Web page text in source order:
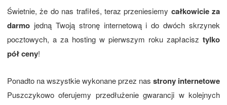
Świetnie, że do nas trafiłeś, teraz przeniesiemy całkowicie za
darmo jedną Twoją stronę internetową i do dwóch skrzynek
pocztowych, a za hosting w pierwszym roku zapłacisz tylko
pół ceny!
Ponadto na wszystkie wykonane przez nas strony internetowe
Puszczykowo oferujemy przedłużenie gwarancji w kolejnych